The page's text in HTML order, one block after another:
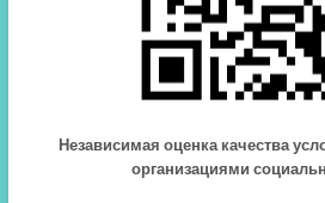
Независимая оценка качества
организациями